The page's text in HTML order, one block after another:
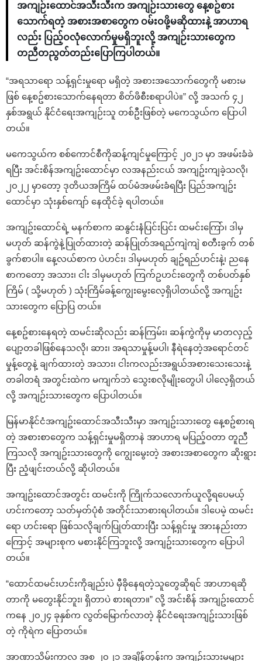
အကျဉ်းထောင်အသီးသီးက အကျဉ်းသားတွေ နေ့စဥ်စား
သောက်ရတဲ့ အစားအစာတွေက ဝမ်းဝဖို့မဆိုထားနဲ့ အာဟာရ
လည်း ပြည့်ဝလုံလောက်မှုမရှိဘူးလို့ အကျဉ်းသားတွေက
တညီတညွတ်တည်းပြောကြပါတယ်။
“အရသာရော သန့်ရှင်းမှုရော မရှိတဲ့ အစားအသောက်တွေကို မစားမ
ဖြစ် နေ့စဥ်စားသောက်နေရတာ စိတ်ဖိစီးစရာပါပဲ။” လို့ အသက် ၄၂
နှစ်အရွယ် နိုင်ငံရေးအကျဉ်းသူ တစ်ဦးဖြစ်တဲ့ မကေသွယ်က ပြောပါ
တယ်။
မကေသွယ်က စစ်ကောင်စီကိုဆန့်ကျင်မှုကြောင့် ၂၀၂၁ မှာ အဖမ်းခံခဲ
ရပြီး အင်းစိန်အကျဥ်းထောင်မှာ လအနည်းငယ် အကျဥ်းကျခဲ့သလို၊
၂၀၂၂ မှာတော့ ဒုတိယအကြိမ် ထပ်မံအဖမ်းခံရပြီး ပြည်အကျဥ်း
ထောင်မှာ သုံးနှစ်ကျော် နေထိုင်ခဲ့ ရပါတယ်။
အကျဥ်းထောင်ရဲ့ မနက်စာက ဆနွင်းနံပြင်းပြင်း ထမင်းကြော်၊ ဒါမှ
မဟုတ် ဆန်ကွဲနဲ့ပြုတ်ထားတဲ့ ဆန်ပြုတ်အရည်ကျဲကျဲ စတီးခွက် တစ်
ခွက်စာပါ။ နေ့လယ်စာက ပဲဟင်း၊ ဒါမှမဟုတ် ချဥ်ရည်ဟင်းနဲ့၊ ညနေ
စာကတော့ အသား၊ ငါး ဒါမှမဟုတ် ကြက်ဥဟင်းတွေကို တစ်ပတ်နှစ်
ကြိမ် ( သို့မဟုတ် ) သုံးကြိမ်ခန့်ကျွေးမွေးလေ့ရှိပါတယ်လို့ အကျဥ်း
သားတွေက ပြောပြ တယ်။
နေ့စဥ်စားနေရတဲ့ ထမင်းဆိုလည်း ဆန်ကြမ်း၊ ဆန်ကွဲကိုမှ မာတလှည့်
ပျော့တခါဖြစ်နေသလို၊ ဆား၊ အရသာမှုန့်မပါ၊ နီရဲနေတဲ့အရောင်တင်
မှုန့်တွေနဲ့ ချက်ထားတဲ့ အသား၊ ငါးကလည်းအရွယ်အစားသေးသေးနဲ့
တခါတရံ အတွင်းထဲက မကျက်ဘဲ သွေးစလိုမျိုးတွေပါ ပါလေ့ရှိတယ်
လို့ အကျဉ်းသားတွေက ပြောပါတယ်။
မြန်မာနိုင်ငံအကျဥ်းထောင်အသီးသီးမှာ အကျဥ်းသားတွေ နေ့စဥ်စားရ
တဲ့ အစားစာတွေက သန့်ရှင်းမှုမရှိတာနဲ အာဟာရ မပြည့်ဝတာ တူညီ
ကြသလို အကျဥ်းသားတွေကို ကျွေးမွေးတဲ့ အစားအစာတွေက ဆိုးရွား
ပြီး ညံ့ဖျင်းတယ်လို့ ဆိုပါတယ်။
အကျဥ်းထောင်အတွင်း ထမင်းကို ကြိုက်သလောက်ယူလို့ရပေမယ့်
ဟင်းကတော့ သတ်မှတ်ပုံစံ အတိုင်းသာစားရပါတယ်။ ဒါပေမဲ့ ထမင်း
ရော ဟင်းရော ဖြစ်သလိုချက်ပြုတ်ထားပြီး သန့်ရှင်းမှု အားနည်းတာ
ကြောင့် အများစုက မစားနိုင်ကြဘူးလို့ အကျဥ်းသားတွေက ပြောပါ
တယ်။
“ထောင်ထမင်းဟင်းကိုချည်းပဲ မှီခိုနေရတဲ့သူတွေဆိုရင် အာဟာရဆို
တာကို မတွေးနိုင်ဘူး၊ ရှိတာပဲ စားရတာ။” လို့ အင်းစိန် အကျဥ်းထောင်
ကနေ ၂၀၂၄ ခုနှစ်က လွတ်မြောက်လာတဲ့ နိုင်ငံရေးအကျဥ်းသားဖြစ်
တဲ့ ကိုရဲက ပြောတယ်။
အာဏာသိမ်းကာလ အစ ၂၀၂၁ အချိန်တုန်းက အကျဥ်းသားမများ